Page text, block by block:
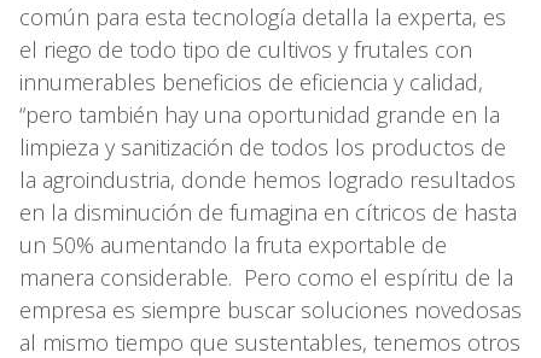
común para esta tecnología detalla la experta, es
el riego de todo tipo de cultivos y frutales con
innumerables beneficios de eficiencia y calidad,
“pero también hay una oportunidad grande en la
limpieza y sanitización de todos los productos de
la agroindustria, donde hemos logrado resultados
en la disminución de fumagina en cítricos de hasta
un 50% aumentando la fruta exportable de
manera considerable. Pero como el espíritu de la
empresa es siempre buscar soluciones novedosas
al mismo tiempo que sustentables, tenemos otros